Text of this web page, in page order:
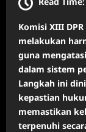
Komisi XIII
melakukan
guna
dalam sistem
Langkah ini
kepastian
memastikan
terpenuhi